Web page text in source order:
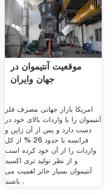
موقعیت آنتیموان در
جهان وایران
امریکا بازار جهانی مصرف فلز
آنتیموان را با واردات بالای خود در
دست دارد و پس از آن ژاپن و
فرانسه با حدود 26 % از کل
واردات را از آن خود کرده است
و از نظر تولید تری اکسید
آنتیموان بسیار حائز اهمیت می
باشند .